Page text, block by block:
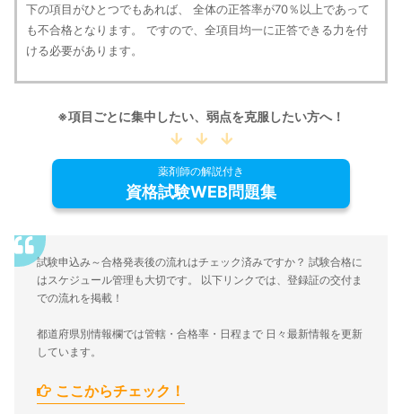
下の項目がひとつでもあれば、 全体の正答率が70％以上であって
も不合格となります。 ですので、全項目均一に正答できる力を付
ける必要があります。
※項目ごとに集中したい、弱点を克服したい方へ！
薬剤師の解説付き
資格試験WEB問題集
試験申込み～合格発表後の流れはチェック済みですか？ 試験合格に
はスケジュール管理も大切です。 以下リンクでは、登録証の交付ま
での流れを掲載！
都道府県別情報欄では管轄・合格率・日程まで 日々最新情報を更新
しています。
ここからチェック！